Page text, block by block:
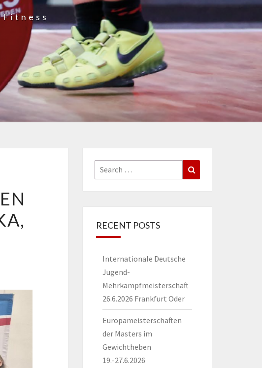
Search
for:
RECENT POSTS
Internationale Deutsche
Jugend-
Mehrkampfmeisterschaft
26.6.2026 Frankfurt Oder
Europameisterschaften
der Masters im
Gewichtheben
19.-27.6.2026